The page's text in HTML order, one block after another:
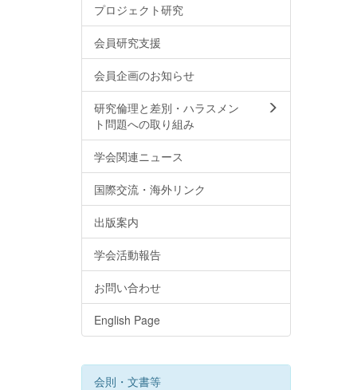
プロジェクト研究
会員研究支援
会員企画のお知らせ
研究倫理と差別・ハラスメン
ト問題への取り組み
学会関連ニュース
国際交流・海外リンク
出版案内
学会活動報告
お問い合わせ
English Page
会則・文書等